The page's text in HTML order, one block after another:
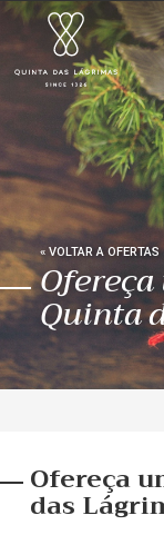
« VOLTAR A OFERTAS
Quinta
Ofereça
das